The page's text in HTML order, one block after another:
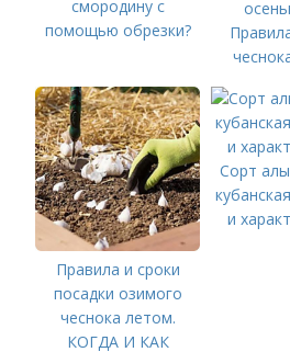
смородину с
помощью обрезки?
Правила и сроки
посадки озимого
чеснока летом.
КОГДА И КАК
Сорт
и